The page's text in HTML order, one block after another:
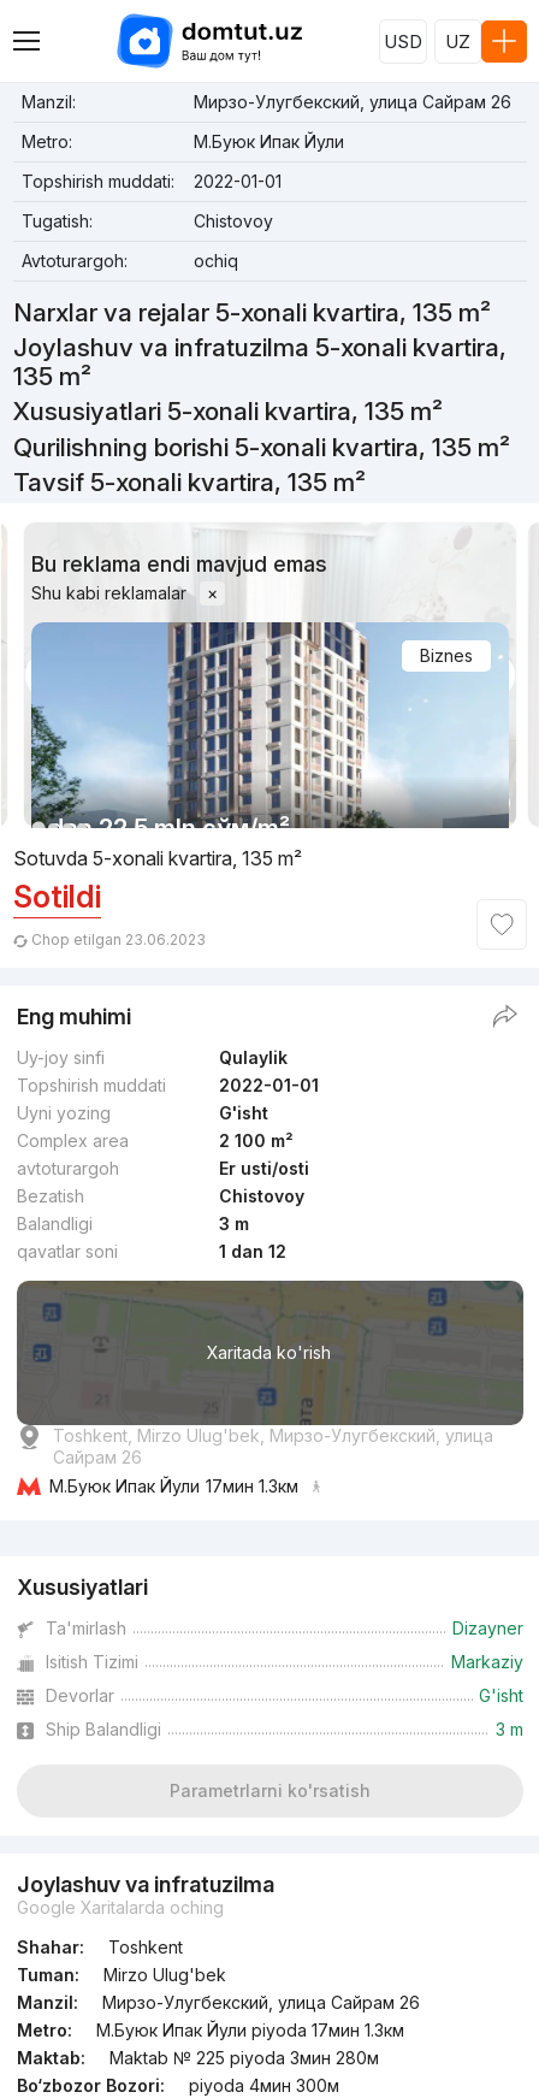
USD UZ
Manzil:
Мирзо-Улугбекский, улица Сайрам 26
Metro:
М.Буюк Ипак Йули
Topshirish muddati:
2022-01-01
Tugatish:
Chistovoy
Avtoturargoh:
ochiq
Narxlar va rejalar 5-xonali kvartira, 135 m²
Joylashuv va infratuzilma 5-xonali kvartira,
135 m²
Xususiyatlari 5-xonali kvartira, 135 m²
Qurilishning borishi 5-xonali kvartira, 135 m²
Tavsif 5-xonali kvartira, 135 m²
Bu reklama endi mavjud emas
Shu kabi reklamalar ×
Biznes
dan22.5 mln сўм/m²
Topshirilishi 4kv 2026
TJ «Flagman»
1/17
Sotuvda 5-xonali kvartira, 135 m²
Sotildi
Chop etilgan 23.06.2023
Eng muhimi
Uy-joy sinfi
Qulaylik
Topshirish muddati
2022-01-01
Uyni yozing
G'isht
Complex area
2 100 m²
avtoturargoh
Er usti/osti
Bezatish
Chistovoy
Balandligi
3 m
qavatlar soni
1 dan 12
Xaritada ko'rish
Toshkent, Mirzo Ulug'bek, Мирзо-Улугбекский, улица
Сайрам 26
М.Буюк Ипак Йули 17мин 1.3км
Xususiyatlari
Ta'mirlash
Dizayner
Isitish Tizimi
Markaziy
Devorlar
G'isht
Ship Balandligi
3 m
Parametrlarni ko'rsatish
Joylashuv va infratuzilma
Google Xaritalarda oching
Shahar:
Toshkent
Tuman:
Mirzo Ulug'bek
Manzil:
Мирзо-Улугбекский, улица Сайрам 26
Metro:
М.Буюк Ипак Йули piyoda 17мин 1.3км
Maktab:
Maktab № 225 piyoda 3мин 280м
Bo‘zbozor Bozori:
piyoda 4мин 300м